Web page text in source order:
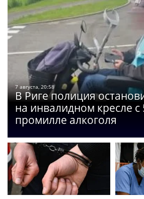
7 августа, 20:58
В Риге полиция
на инвалидном кресле с
промилле алкоголя